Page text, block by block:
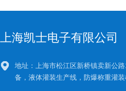
上海凯士电子有限公司
地址：上海市松江区新桥镇卖新公
备，液体灌装生产线，防爆称重灌